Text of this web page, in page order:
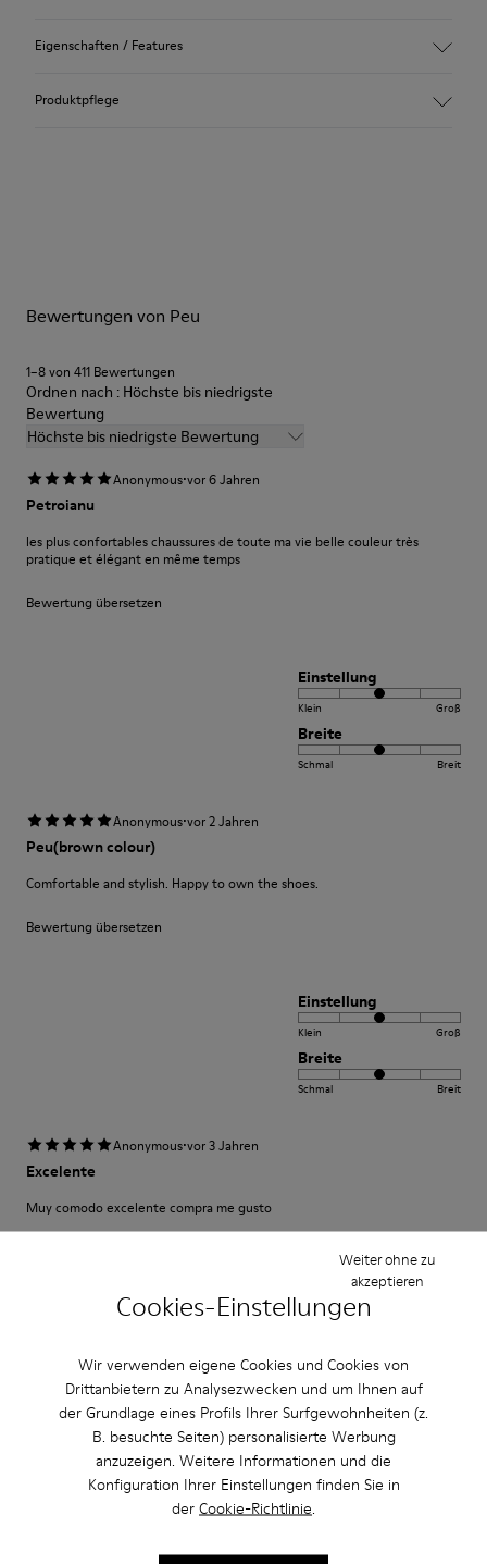
Cookies-Einstellungen
Wir verwenden eigene Cookies und Cookies von
Drittanbietern zu Analysezwecken und um Ihnen auf
der Grundlage eines Profils Ihrer Surfgewohnheiten (z.
B. besuchte Seiten) personalisierte Werbung
anzuzeigen. Weitere Informationen und die
Konfiguration Ihrer Einstellungen finden Sie in
der Cookie-Richtlinie.
Weiter ohne zu
akzeptieren
Eigenschaften / Features
Farbe: Braun
Produktpflege
Schuhpflegeanleitung.
Bewertungen von Peu
1–8 von 411 Bewertungen
Ordnen nach : Höchste bis niedrigste
Bewertung
Höchste bis niedrigste Bewertung
Anonymous·vor 6 Jahren
Petroianu
les plus confortables chaussures de toute ma vie belle couleur très
pratique et élégant en même temps
Bewertung übersetzen
Einstellung
Klein Groß
Breite
Schmal Breit
Anonymous·vor 2 Jahren
Peu(brown colour)
Comfortable and stylish. Happy to own the shoes.
Bewertung übersetzen
Einstellung
Klein Groß
Breite
Schmal Breit
Anonymous·vor 3 Jahren
Excelente
Muy comodo excelente compra me gusto
Einstellung
Klein
Breite
Schmal
Anonymous·vor 3 Jahren
Fast wie Barfußlaufen:-)